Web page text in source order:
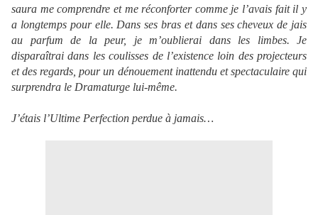
saura me comprendre et me réconforter comme je l’avais fait il y
a longtemps pour elle. Dans ses bras et dans ses cheveux de jais
au parfum de la peur, je m’oublierai dans les limbes. Je
disparaîtrai dans les coulisses de l’existence loin des projecteurs
et des regards, pour un dénouement inattendu et spectaculaire qui
surprendra le Dramaturge lui-même.
J’étais l’Ultime Perfection perdue à jamais…